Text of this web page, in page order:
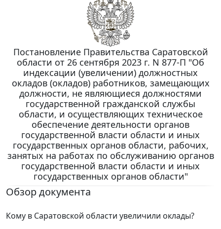
Постановление Правительства Саратовской
области от 26 сентября 2023 г. N 877-П "Об
индексации (увеличении) должностных
окладов (окладов) работников, замещающих
должности, не являющиеся должностями
государственной гражданской службы
области, и осуществляющих техническое
обеспечение деятельности органов
государственной власти области и иных
государственных органов области, рабочих,
занятых на работах по обслуживанию органов
государственной власти области и иных
государственных органов области"
Обзор документа
Кому в Саратовской области увеличили оклады?